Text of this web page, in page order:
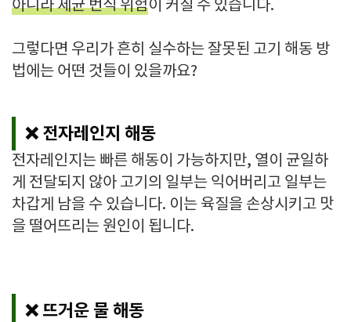
아니라 세균 번식 위험이 커질 수 있습니다.
그렇다면 우리가 흔히 실수하는 잘못된 고기 해동 방
법에는 어떤 것들이 있을까요?
❌ 전자레인지 해동
전자레인지는 빠른 해동이 가능하지만, 열이 균일하
게 전달되지 않아 고기의 일부는 익어버리고 일부는
차갑게 남을 수 있습니다. 이는 육질을 손상시키고 맛
을 떨어뜨리는 원인이 됩니다.
❌ 뜨거운 물 해동